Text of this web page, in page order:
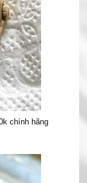
chính hãng